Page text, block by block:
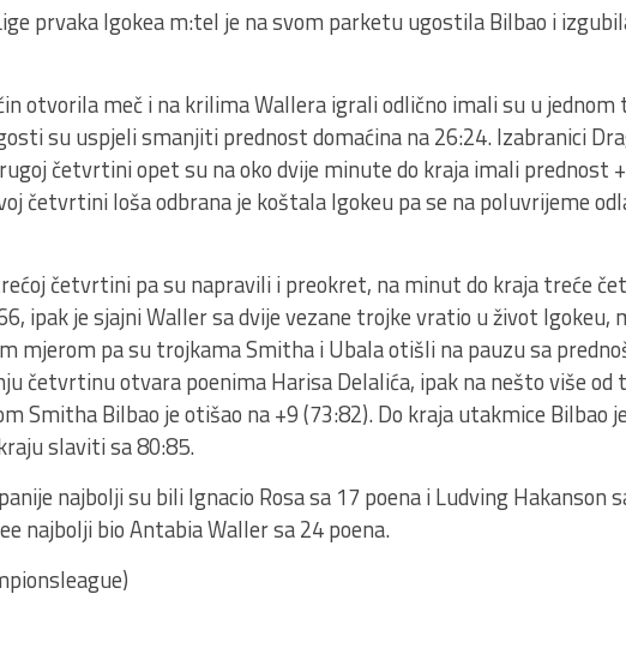
prvaka Igokea m:tel je na svom parketu ugostila Bilbao i
otvorila meč i na krilima Wallera igrali odlično imali su u
su uspjeli smanjiti prednost domaćina na 26:24. Izabranici
četvrtini opet su na oko dvije minute do kraja imali prednost
četvrtini loša odbrana je koštala Igokeu pa se na poluvrijeme
četvrtini pa su napravili i preokret, na minut do kraja treće
ipak je sjajni Waller sa dvije vezane trojke vratio u život Igokeu,
mjerom pa su trojkama Smitha i Ubala otišli na pauzu sa
četvrtinu otvara poenima Harisa Delalića, ipak na nešto više od
Smitha Bilbao je otišao na +9 (73:82). Do kraja utakmice Bilbao
slaviti sa 80:85.
najbolji su bili Ignacio Rosa sa 17 poena i Ludving Hakanson
najbolji bio Antabia Waller sa 24 poena.